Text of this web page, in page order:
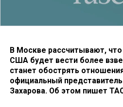
В Москве рассчитывают,
США будет вести более
станет обострять
официальный
Захарова. Об этом пишет